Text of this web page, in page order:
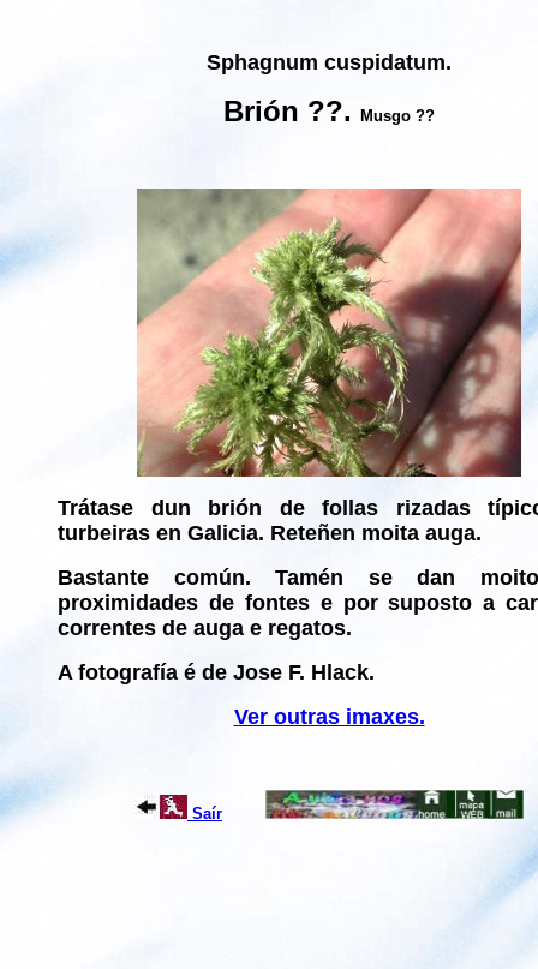
Sphagnum cuspidatum.
Brión ??. Musgo ??
Trátase dun brión de follas rizadas
turbeiras en Galicia. Reteñen moita auga.
Bastante común. Tamén se dan
proximidades de fontes e por suposto a
correntes de auga e regatos.
A fotografía é de Jose F. Hlack.
Ver outras imaxes.
Saír